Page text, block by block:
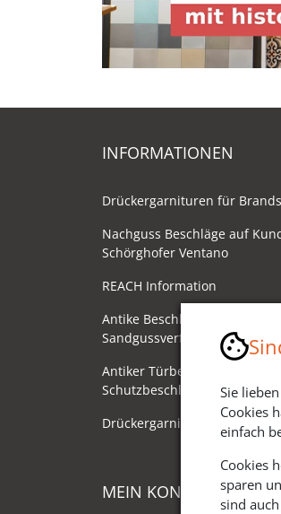
INFORMATIONEN
Drückergarnituren für
Nachguss Beschläge auf
Schörghofer Ventano
REACH Information
Antike Beschläge -
Sandgussverfahren
Antiker Türbeschlag als
Schutzbeschlag/
Drückergarnituren mit
MEIN KONTO
Sie
Cookies
einfach
Cookies
sparen
sind